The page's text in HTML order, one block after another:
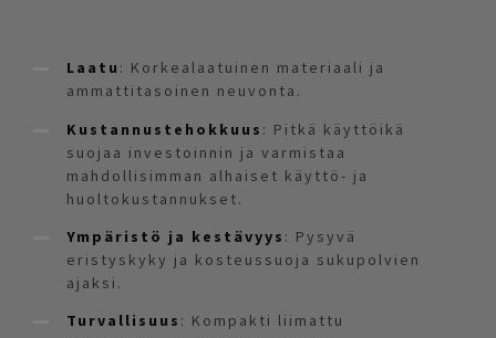
Laatu : Korkealaatuinen materiaali ja
ammattitasoinen neuvonta.
Kustannustehokkuus : Pitkä käyttöikä
suojaa investoinnin ja varmistaa
mahdollisimman alhaiset käyttö- ja
huoltokustannukset.
Ympäristö ja kestävyys : Pysyvä
eristyskyky ja kosteussuoja sukupolvien
ajaksi.
Turvallisuus : Kompakti liimattu